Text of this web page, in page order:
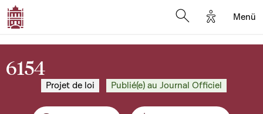
Options
Menü
6154
Projet de loi Publié(e) au Journal Officiel